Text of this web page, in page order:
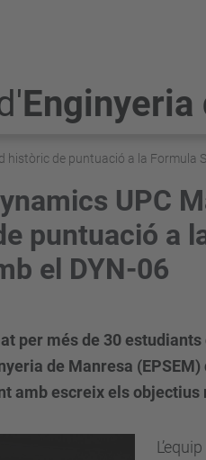
Enginyeria
històric de puntuació a la Formula
UPC
puntuació a
el DYN-06
per més de 30
de Manresa
amb escreix els